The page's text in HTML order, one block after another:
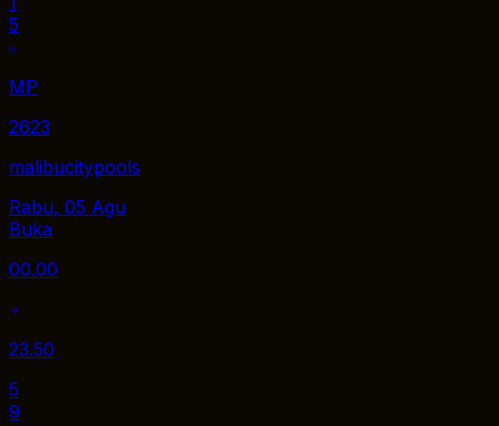
5
MP
2623
malibucitypools
Rabu, 05 Agu
Buka
00.00
23.50
5
9